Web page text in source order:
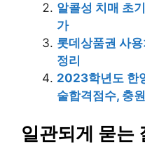
알콜성 치매 초
가
롯데상품권 사
정리
2023학년도 한
술합격점수, 충
일관되게 묻는